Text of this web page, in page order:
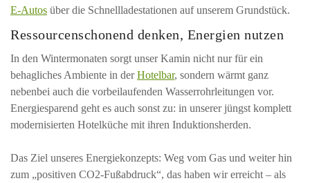
E-Autos über die Schnellladestationen auf unserem Grundstück.
Ressourcenschonend denken, Energien nutzen
In den Wintermonaten sorgt unser Kamin nicht nur für ein
behagliches Ambiente in derHotelbar, sondern wärmt ganz
nebenbei auch die vorbeilaufenden Wasserrohrleitungen vor.
Energiesparend geht es auch sonst zu: in unserer jüngst komplett
modernisierten Hotelküche mit ihren Induktionsherden.
Das Ziel unseres Energiekonzepts: Weg vom Gas und weiter hin
zum „positiven CO2-Fußabdruck“, das haben wir erreicht – als